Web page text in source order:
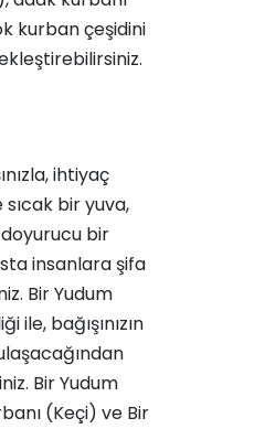
kurban çeşidini
ihtiyaç
bir yuva,
bir
insanlara şifa
Bir Yudum
ile, bağışınızın
Bir Yudum
(Keçi) ve Bir